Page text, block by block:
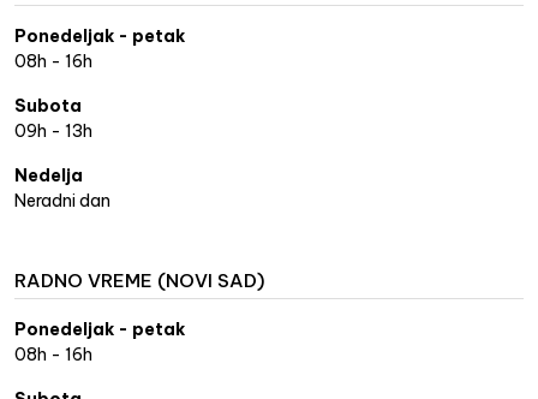
Ponedeljak - petak
08h - 16h
Subota
09h - 13h
Nedelja
Neradni dan
RADNO VREME (NOVI SAD)
Ponedeljak - petak
08h - 16h